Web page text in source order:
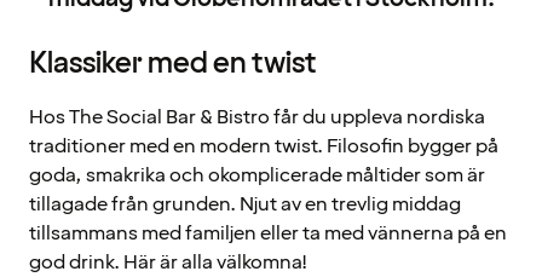
Klassiker med en twist
Hos The Social Bar & Bistro får du uppleva nordiska
traditioner med en modern twist. Filosofin bygger på
goda, smakrika och okomplicerade måltider som är
tillagade från grunden. Njut av en trevlig middag
tillsammans med familjen eller ta med vännerna på en
god drink. Här är alla välkomna!